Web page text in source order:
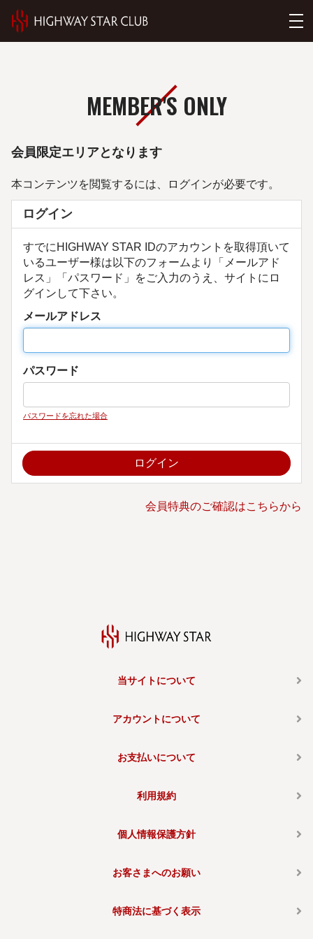
MEMBER'S ONLY
会員限定エリアとなります
本コンテンツを閲覧するには、ログインが必要です。
ログイン
すでにHIGHWAY STAR IDのアカウントを取得頂いて
いるユーザー様は以下のフォームより「メールアド
レス」「パスワード」をご入力のうえ、サイトにロ
グインして下さい。
メールアドレス
パスワード
パスワードを忘れた場合
会員特典のご確認はこちらから
当サイトについて
アカウントについて
お支払いについて
利用規約
個人情報保護方針
お客さまへのお願い
特商法に基づく表示